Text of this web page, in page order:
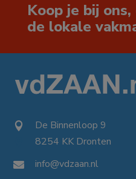
Koop je bij
de lokale
 De Binnenloop 9
8254 KK Dronten
 info@vdzaan.nl